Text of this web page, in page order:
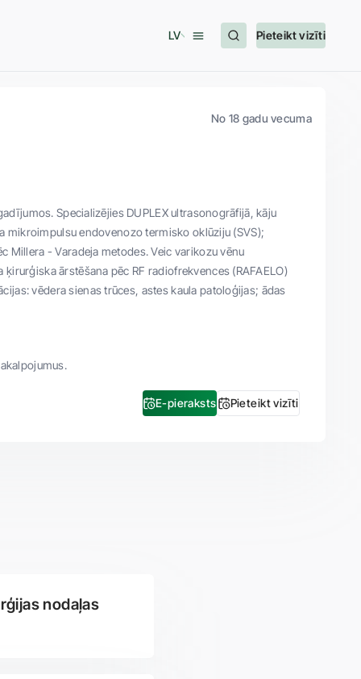
LV Pieteikt vizīti
No 18 gadu vecuma
Specializējies DUPLEX ultrasonogrāfijā, kāju
mikroimpulsu endovenozo termisko oklūziju (SVS);
Millera - Varadeja metodes. Veic varikozu vēnu
ārstēšana pēc RF radiofrekvences (RAFAELO)
vēdera sienas trūces, astes kaula patoloģijas; ādas
E-pieraksts Pieteikt vizīti
nodaļas